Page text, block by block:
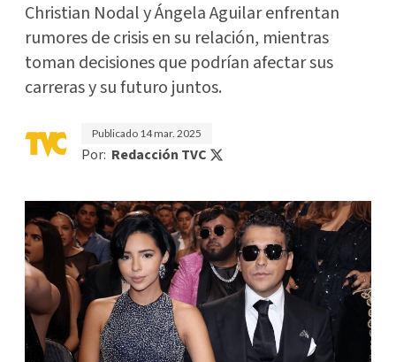
Christian Nodal y Ángela Aguilar enfrentan
rumores de crisis en su relación, mientras
toman decisiones que podrían afectar sus
carreras y su futuro juntos.
Publicado 14 mar. 2025
Por: Redacción TVC